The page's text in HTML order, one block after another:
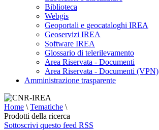
Biblioteca
Webgis
Geoportali e geocataloghi IREA
Geoservizi IREA
Software IREA
Glossario di telerilevamento
Area Riservata - Documenti
Area Riservata - Documenti (VPN)
Amministrazione trasparente
Home \ Tematiche \
Prodotti della ricerca
Sottoscrivi questo feed RSS